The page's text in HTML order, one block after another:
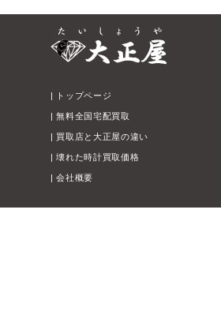
トップページ
|無料全国宅配買取
買取店と大正屋の違い
|壊れた時計買取価格
|会社概要